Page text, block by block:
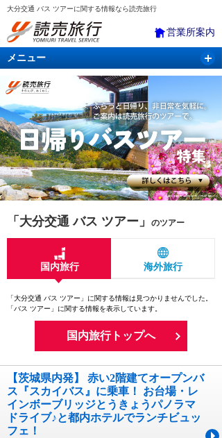
大分交通 バス ツアーに関する情報なら読売旅行
営業所案内
メニュー
国内旅行 バスツアー 海外旅行 クルーズ
航空・ＪＲ＋宿泊 航空券＆ホテル
「大分交通 バス ツアー」 のツアー
国内旅行 海外旅行
「大分交通 バス ツアー」に関する情報は見つかりませんでした。
「バス ツアー」に関する情報を表示しています。
国内旅行トップへ
【茨城県内発】 赤い2階建てオープンバ
ス『スカイバス』に乗車！ お台場・レ
インボーブリッジとうきょうパノラマ
ドライブ♪と都内ホテルでランチビュッ
フェ！